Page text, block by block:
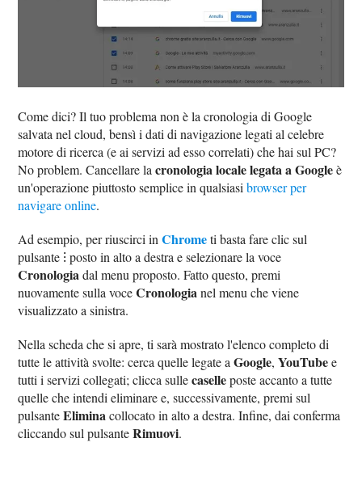
Come dici? Il tuo problema non è la cronologia di Google
salvata nel cloud, bensì i dati di navigazione legati al celebre
motore di ricerca (e ai servizi ad esso correlati) che hai sul PC?
No problem. Cancellare lacronologia locale legata a Googleè
un'operazione piuttosto semplice in qualsiasibrowser per
navigare online.
Ad esempio, per riuscirci inChrometi basta fare clic sul
pulsante ⁝ posto in alto a destra e selezionare la voce
Cronologiadal menu proposto. Fatto questo, premi
nuovamente sulla voceCronologianel menu che viene
visualizzato a sinistra.
Nella scheda che si apre, ti sarà mostrato l'elenco completo di
tutte le attività svolte: cerca quelle legate aGoogle,YouTubee
tutti i servizi collegati; clicca sullecaselleposte accanto a tutte
quelle che intendi eliminare e, successivamente, premi sul
pulsanteEliminacollocato in alto a destra. Infine, dai conferma
cliccando sul pulsanteRimuovi.